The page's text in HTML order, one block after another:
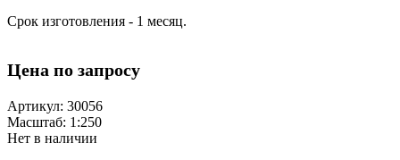
Срок изготовления - 1 месяц.
Цена по запросу
Артикул: 30056
Масштаб: 1:250
Нет в наличии